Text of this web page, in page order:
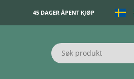
45 DAGER ÅPENT KJØP